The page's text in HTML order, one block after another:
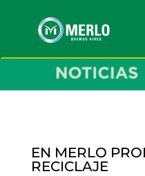
EN MERLO
RECICLAJE